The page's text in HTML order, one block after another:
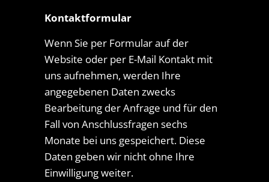
Kontaktformular
Wenn Sie per Formular auf der
Website oder per E-Mail Kontakt mit
uns aufnehmen, werden Ihre
angegebenen Daten zwecks
Bearbeitung der Anfrage und für den
Fall von Anschlussfragen sechs
Monate bei uns gespeichert. Diese
Daten geben wir nicht ohne Ihre
Einwilligung weiter.